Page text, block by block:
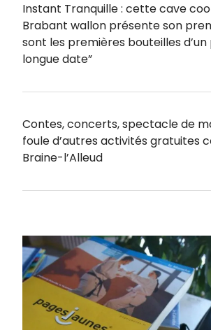
Instant Tranquille : cette cave
Brabant wallon présente son
sont les premières bouteilles
longue date”
Contes, concerts, spectacle de
foule d’autres activités gratuites
Braine-l’Alleud